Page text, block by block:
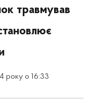
травмував
року о 16:33